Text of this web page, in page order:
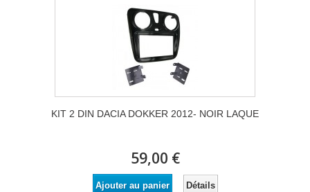
KIT 2 DIN DACIA DOKKER 2012- NOIR LAQUE
59,00 €
Ajouter au panier Détails